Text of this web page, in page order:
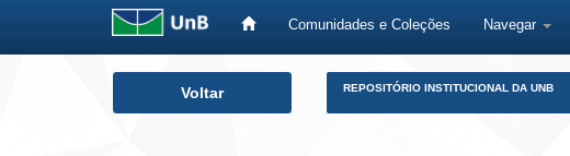
Comunidades e Coleções Navegar
Voltar REPOSITÓRIO INSTITUCIONAL DA UNB